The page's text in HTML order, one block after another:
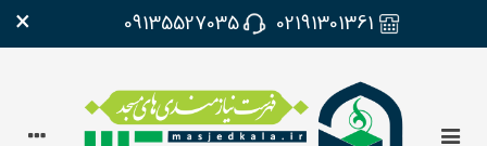
02191301361
09135527035
×